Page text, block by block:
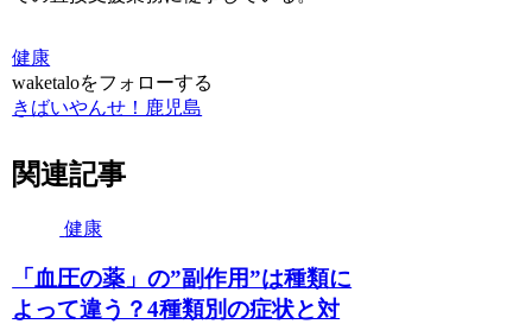
健康
waketaloをフォローする
きばいやんせ！鹿児島
関連記事
健康
「血圧の薬」の”副作用”は種類に
よって違う？4種類別の症状と対